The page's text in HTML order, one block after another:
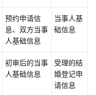
预约申请信
息、双方当事
人基础信息
当事人基
础信息
初审后的当事
人基础信息
受理的结
婚登记申
请信息